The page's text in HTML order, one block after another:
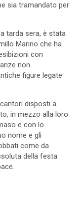
sia tramandato per
tarda sera, è stata
Marino che ha
con
non
figure legate
disposti a
in mezzo alla loro
e con lo
nome e gli
come da
della festa